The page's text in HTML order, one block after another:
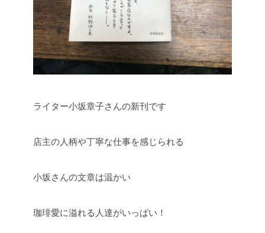
ライター小坂章子さんの新刊です
店主の人柄や丁寧な仕事を感じられる
小坂さんの文章は温かい
珈琲愛に溢れる人達がいっぱい！